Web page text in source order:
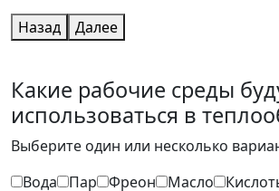
Назад
Далее
Какие рабочие среды
использоваться в
Выберите один или несколько
Вода
Пар Фреон Масло